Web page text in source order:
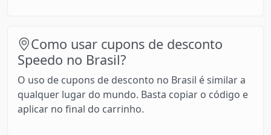
Como usar cupons de desconto
Speedo no Brasil?
O uso de cupons de desconto no Brasil é similar a
qualquer lugar do mundo. Basta copiar o código e
aplicar no final do carrinho.